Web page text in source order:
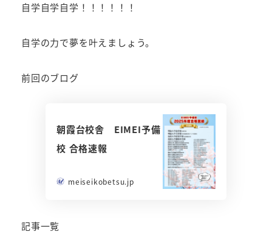
自学自学自学！！！！！！
自学の力で夢を叶えましょう。
前回のブログ
朝霞台校舎 EIMEI予備
校 合格速報
meiseikobetsu.jp
記事一覧